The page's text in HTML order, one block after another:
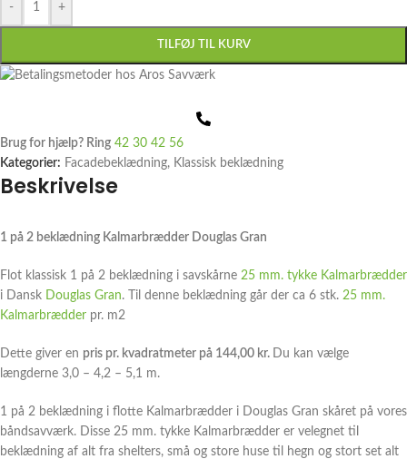
- +
TILFØJ TIL KURV
Brug for hjælp? Ring 42 30 42 56
Kategorier: Facadebeklædning, Klassisk beklædning
Beskrivelse
1 på 2 beklædning Kalmarbrædder Douglas Gran
Flot klassisk 1 på 2 beklædning i savskårne 25 mm. tykke Kalmarbrædder
i Dansk
Douglas Gran. Til denne beklædning går der ca 6 stk. 25 mm.
Kalmarbrædder pr. m2
Dette giver en pris pr. kvadratmeter på 144,00 kr.
Du kan vælge
længderne 3,0 – 4,2 – 5,1 m.
1 på 2 beklædning i flotte Kalmarbrædder i Douglas Gran skåret på vores
båndsavværk. Disse 25 mm. tykke Kalmarbrædder er velegnet til
beklædning af alt fra shelters, små og store huse til hegn og stort set alt